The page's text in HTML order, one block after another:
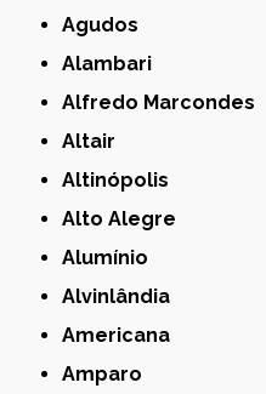
Agudos
Alambari
Alfredo Marcondes
Altair
Altinópolis
Alto Alegre
Alumínio
Alvinlândia
Americana
Amparo